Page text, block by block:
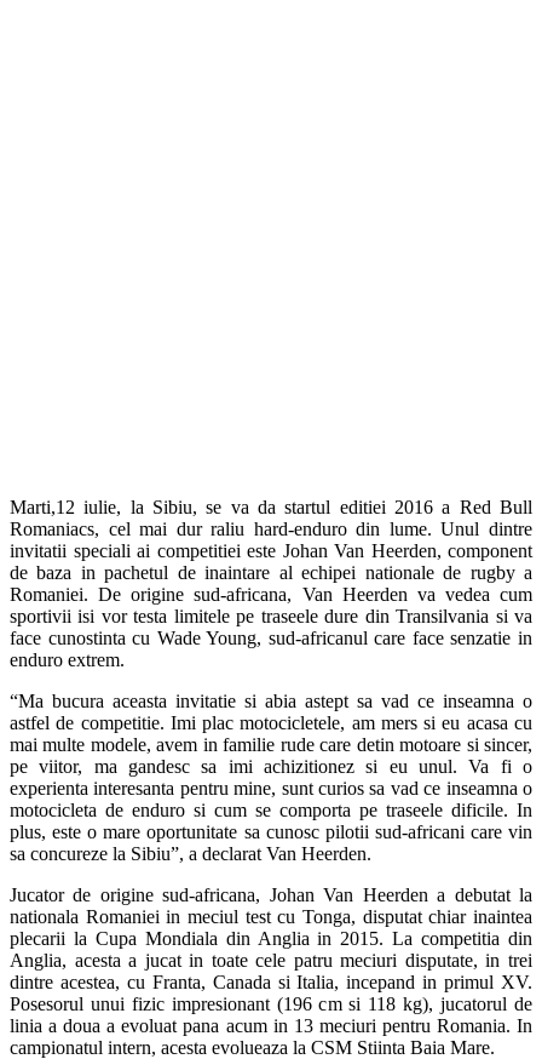
Marti,12 iulie, la Sibiu, se va da startul editiei 2016 a Red Bull
Romaniacs, cel mai dur raliu hard-enduro din lume. Unul dintre
invitatii speciali ai competitiei este Johan Van Heerden, component
de baza in pachetul de inaintare al echipei nationale de rugby a
Romaniei. De origine sud-africana, Van Heerden va vedea cum
sportivii isi vor testa limitele pe traseele dure din Transilvania si va
face cunostinta cu Wade Young, sud-africanul care face senzatie in
enduro extrem.
“Ma bucura aceasta invitatie si abia astept sa vad ce inseamna o
astfel de competitie. Imi plac motocicletele, am mers si eu acasa cu
mai multe modele, avem in familie rude care detin motoare si sincer,
pe viitor, ma gandesc sa imi achizitionez si eu unul. Va fi o
experienta interesanta pentru mine, sunt curios sa vad ce inseamna o
motocicleta de enduro si cum se comporta pe traseele dificile. In
plus, este o mare oportunitate sa cunosc pilotii sud-africani care vin
sa concureze la Sibiu”, a declarat Van Heerden.
Jucator de origine sud-africana, Johan Van Heerden a debutat la
nationala Romaniei in meciul test cu Tonga, disputat chiar inaintea
plecarii la Cupa Mondiala din Anglia in 2015. La competitia din
Anglia, acesta a jucat in toate cele patru meciuri disputate, in trei
dintre acestea, cu Franta, Canada si Italia, incepand in primul XV.
Posesorul unui fizic impresionant (196 cm si 118 kg), jucatorul de
linia a doua a evoluat pana acum in 13 meciuri pentru Romania. In
campionatul intern, acesta evolueaza la CSM Stiinta Baia Mare.